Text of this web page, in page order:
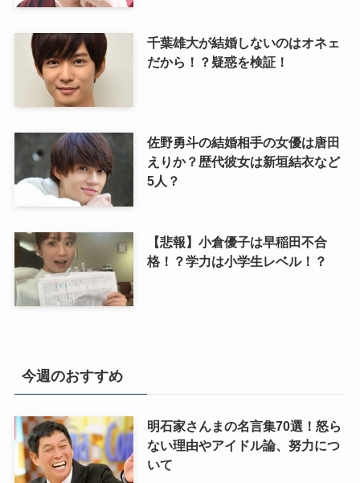
千葉雄大が結婚しないのはオネェ
だから！？疑惑を検証！
佐野勇斗の結婚相手の女優は唐田
えりか？歴代彼女は新垣結衣など
5人？
【悲報】小倉優子は早稲田不合
格！？学力は小学生レベル！？
今週のおすすめ
明石家さんまの名言集70選！怒ら
ない理由やアイドル論、努力につ
いて